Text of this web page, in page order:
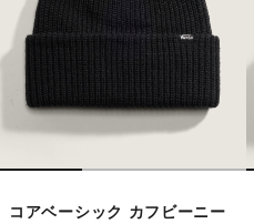
コアベーシック カフビーニー